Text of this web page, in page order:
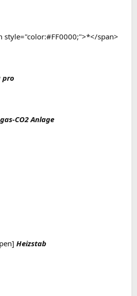
style="color:#FF0000;">*</span>
pro
CO2 Anlage
Heizstab